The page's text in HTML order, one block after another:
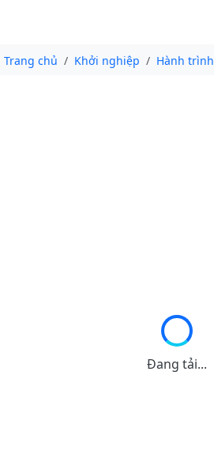
Trang chủ Khởi nghiệp Hành trình
Đang tải...